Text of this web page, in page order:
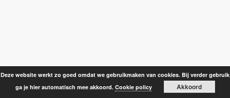
Deze website werkt zo goed omdat we gebruikmaken van cookies. Bij verder gebruik
ga je hier automatisch mee akkoord. Cookie policy Akkoord